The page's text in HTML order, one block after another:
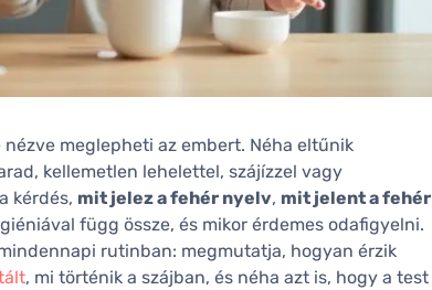
meglepheti az embert. Néha eltűnik
kellemetlen lehelettel, szájízzel vagy
kérdés, mit jelez a fehér nyelv, mit jelent a fehér
függ össze, és mikor érdemes odafigyelni.
rutinban: megmutatja, hogyan érzik
, mi történik a szájban, és néha azt is, hogy a test